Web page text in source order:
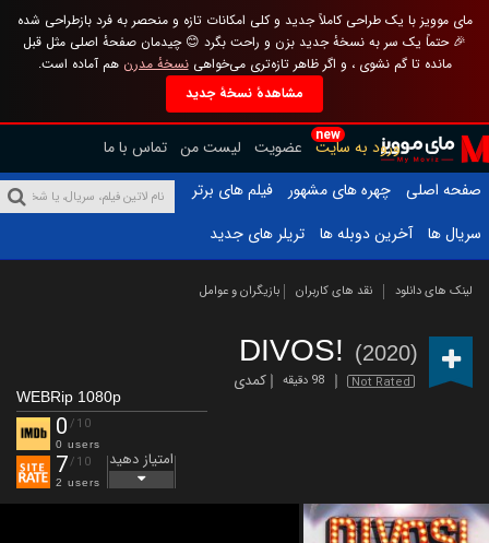
مای موویز با یک طراحی کاملاً جدید و کلی امکانات تازه و منحصر به فرد بازطراحی شده
🎉 حتماً یک سر به نسخهٔ جدید بزن و راحت بگرد 😊 چیدمان صفحهٔ اصلی مثل قبل
مانده تا گم نشوی ، و اگر ظاهر تازه‌تری می‌خواهینسخهٔ مدرن هم آماده است.
مشاهدهٔ نسخهٔ جدید
new
ورود به سایت عضویت لیست من تماس با ما
صفحه اصلی
چهره های مشهور
فیلم های برتر
سریال ها
آخرین دوبله ها تریلر های جدید
لینک های دانلود نقد های کاربران بازیگران و عوامل
DIVOS! (2020)
Not Rated 98 دقیقه کمدی
WEBRip 1080p
0 /10
0 users
7/10
2 users
امتیاز دهید